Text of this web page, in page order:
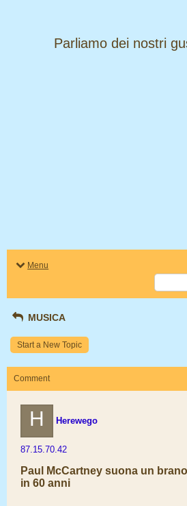
​​​​​​​Parliamo dei nostri
Menu
MUSICA
Start a New Topic
Comment
H Herewego
87.15.70.42
Paul McCartney suona un
in 60 anni